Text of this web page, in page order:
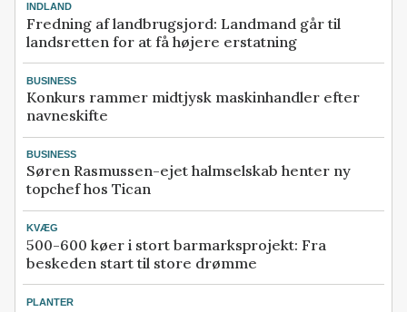
INDLAND
Fredning af landbrugsjord: Landmand går til
landsretten for at få højere erstatning
BUSINESS
Konkurs rammer midtjysk maskinhandler efter
navneskifte
BUSINESS
Søren Rasmussen-ejet halmselskab henter ny
topchef hos Tican
KVÆG
500-600 køer i stort barmarksprojekt: Fra
beskeden start til store drømme
PLANTER